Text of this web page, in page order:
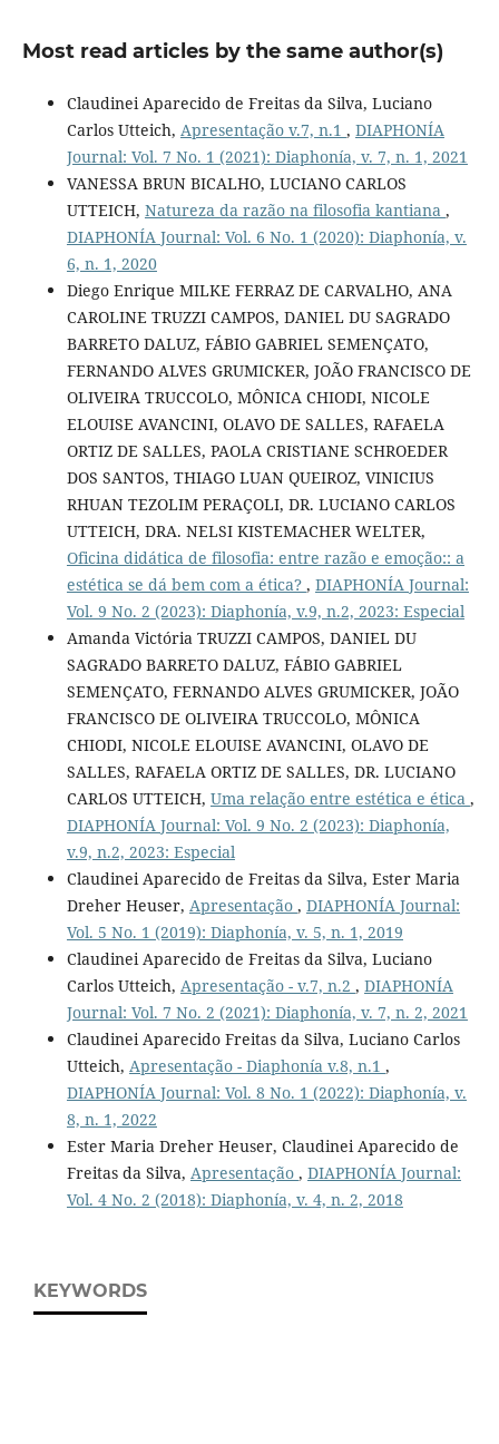
Most read articles by the same author(s)
Claudinei Aparecido de Freitas da Silva, Luciano
Carlos Utteich, Apresentação v.7, n.1 , DIAPHONÍA
Journal: Vol. 7 No. 1 (2021): Diaphonía, v. 7, n. 1, 2021
VANESSA BRUN BICALHO, LUCIANO CARLOS
UTTEICH, Natureza da razão na filosofia kantiana ,
DIAPHONÍA Journal: Vol. 6 No. 1 (2020): Diaphonía, v.
6, n. 1, 2020
Diego Enrique MILKE FERRAZ DE CARVALHO, ANA
CAROLINE TRUZZI CAMPOS, DANIEL DU SAGRADO
BARRETO DALUZ, FÁBIO GABRIEL SEMENÇATO,
FERNANDO ALVES GRUMICKER, JOÃO FRANCISCO DE
OLIVEIRA TRUCCOLO, MÔNICA CHIODI, NICOLE
ELOUISE AVANCINI, OLAVO DE SALLES, RAFAELA
ORTIZ DE SALLES, PAOLA CRISTIANE SCHROEDER
DOS SANTOS, THIAGO LUAN QUEIROZ, VINICIUS
RHUAN TEZOLIM PERAÇOLI, DR. LUCIANO CARLOS
UTTEICH, DRA. NELSI KISTEMACHER WELTER,
Oficina didática de filosofia: entre razão e emoção:: a
estética se dá bem com a ética? , DIAPHONÍA Journal:
Vol. 9 No. 2 (2023): Diaphonía, v.9, n.2, 2023: Especial
Amanda Victória TRUZZI CAMPOS, DANIEL DU
SAGRADO BARRETO DALUZ, FÁBIO GABRIEL
SEMENÇATO, FERNANDO ALVES GRUMICKER, JOÃO
FRANCISCO DE OLIVEIRA TRUCCOLO, MÔNICA
CHIODI, NICOLE ELOUISE AVANCINI, OLAVO DE
SALLES, RAFAELA ORTIZ DE SALLES, DR. LUCIANO
CARLOS UTTEICH, Uma relação entre estética e ética ,
DIAPHONÍA Journal: Vol. 9 No. 2 (2023): Diaphonía,
v.9, n.2, 2023: Especial
Claudinei Aparecido de Freitas da Silva, Ester Maria
Dreher Heuser, Apresentação , DIAPHONÍA Journal:
Vol. 5 No. 1 (2019): Diaphonía, v. 5, n. 1, 2019
Claudinei Aparecido de Freitas da Silva, Luciano
Carlos Utteich, Apresentação - v.7, n.2 , DIAPHONÍA
Journal: Vol. 7 No. 2 (2021): Diaphonía, v. 7, n. 2, 2021
Claudinei Aparecido Freitas da Silva, Luciano Carlos
Utteich, Apresentação - Diaphonía v.8, n.1 ,
DIAPHONÍA Journal: Vol. 8 No. 1 (2022): Diaphonía, v.
8, n. 1, 2022
Ester Maria Dreher Heuser, Claudinei Aparecido de
Freitas da Silva, Apresentação , DIAPHONÍA Journal:
Vol. 4 No. 2 (2018): Diaphonía, v. 4, n. 2, 2018
KEYWORDS